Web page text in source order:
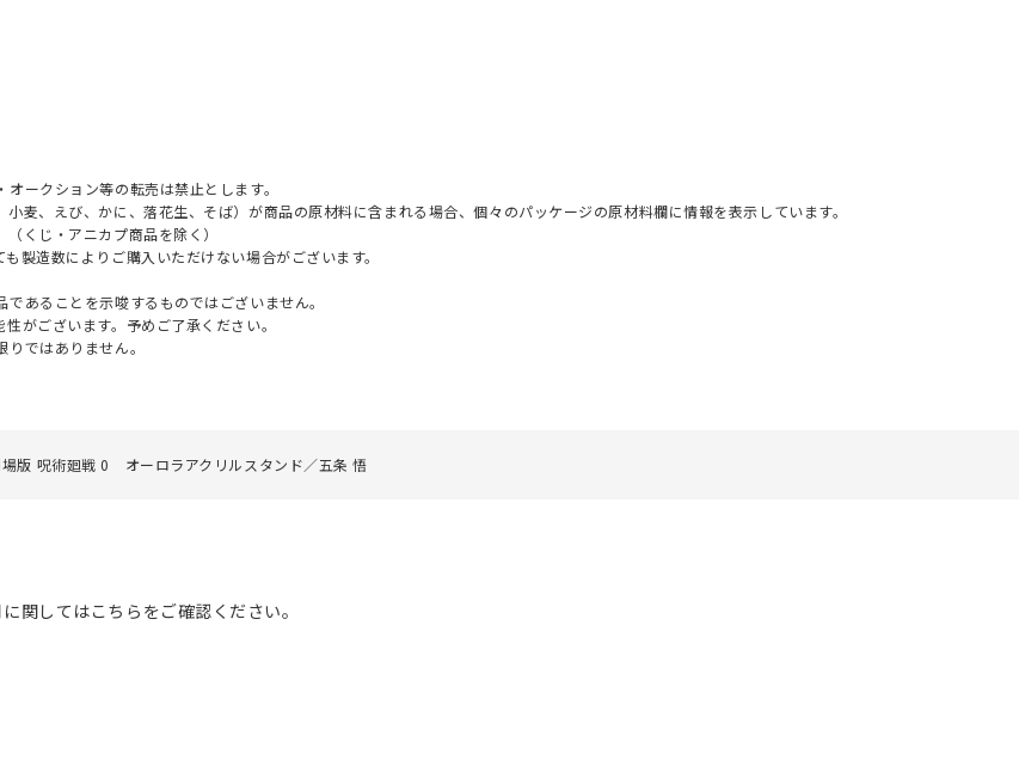
ークション等の転売は禁止とします。
麦、えび、かに、落花生、そば）が商品の原材料に含まれる場合、個々のパッケージの原材料欄に情報を表示しています。
くじ・アニカプ商品を除く）
製造数によりご購入いただけない場合がございます。
あることを示唆するものではございません。
がございます。予めご了承ください。
ではありません。
版 呪術廻戦 0 オーロラアクリルスタンド／五条 悟
関してはこちらをご確認ください。